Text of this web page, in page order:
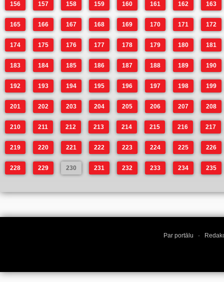
156 157 158 159 160 161 162 163
165 166 167 168 169 170 171 172
174 175 176 177 178 179 180 181
183 184 185 186 187 188 189 190
192 193 194 195 196 197 198 199
201 202 203 204 205 206 207 208
210 211 212 213 214 215 216 217
219 220 221 222 223 224 225 226
228 229 230 231 232 233 234 235
Par portālu ·